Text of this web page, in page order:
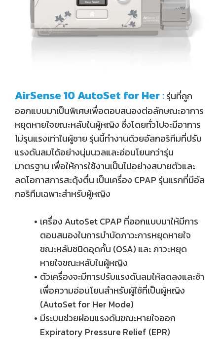
AirSense 10 AutoSet for Her:รุ่นที่ถูก
ออกแบบมาเป็นพิเศษเพื่อตอบสนองต่อลักษณะอาการ
หยุดหายใจขณะหลับในผู้หญิง ซึ่งโดยทั่วไปจะมีอาการ
ไม่รุนแรงเท่าในผู้ชาย รุ่นนี้ทำงานด้วยอัลกอริทึมที่ปรับ
แรงดันลมได้อย่างนุ่มนวลและอ่อนโยนกว่ารุ่น
มาตรฐาน เพื่อให้การใช้งานเป็นไปอย่างสบายตัวและ
ลดโอกาสการสะดุ้งตื่น เป็นเครื่อง CPAP รุ่นแรกที่มีอัล
กอริทึมเฉพาะสำหรับผู้หญิง
เครื่อง AutoSet CPAP ที่ออกแบบมาให้มีการ
ตอบสนองในการบำบัดภาวะการหยุดหายใจ
ขณะหลับชนิดอุดกั้น (OSA) และ ภาวะหยุด
หายใจขณะหลับในผู้หญิง
ตัวเครื่องจะมีการปรับแรงดันลมให้ลดลงและช้า
เพื่อความอ่อนโยนสำหรับผู้ใช้ที่เป็นผู้หญิง
(AutoSet for Her Mode)
มีระบบช่วยผ่อนแรงดันขณะหายใจออก
Expiratory Pressure Relief (EPR)